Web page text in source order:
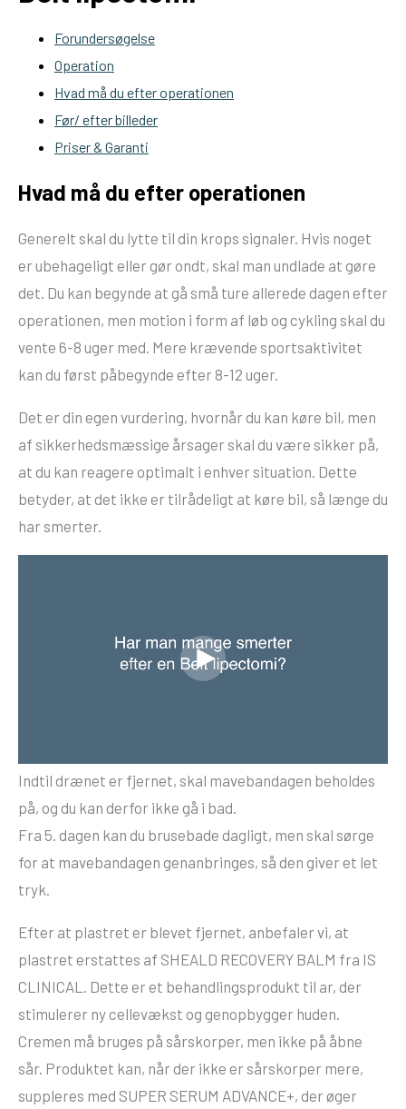
Forundersøgelse
Operation
Hvad må du efter operationen
Før/ efter billeder
Priser & Garanti
Hvad må du efter operationen
Generelt skal du lytte til din krops signaler. Hvis noget
er ubehageligt eller gør ondt, skal man undlade at gøre
det. Du kan begynde at gå små ture allerede dagen efter
operationen, men motion i form af løb og cykling skal du
vente 6-8 uger med. Mere krævende sportsaktivitet
kan du først påbegynde efter 8-12 uger.
Det er din egen vurdering, hvornår du kan køre bil, men
af sikkerhedsmæssige årsager skal du være sikker på,
at du kan reagere optimalt i enhver situation. Dette
betyder, at det ikke er tilrådeligt at køre bil, så længe du
har smerter.
Indtil drænet er fjernet, skal mavebandagen beholdes
på, og du kan derfor ikke gå i bad.
Fra 5. dagen kan du brusebade dagligt, men skal sørge
for at mavebandagen genanbringes, så den giver et let
tryk.
Efter at plastret er blevet fjernet, anbefaler vi, at
plastret erstattes af SHEALD RECOVERY BALM fra IS
CLINICAL. Dette er et behandlingsprodukt til ar, der
stimulerer ny cellevækst og genopbygger huden.
Cremen må bruges på sårskorper, men ikke på åbne
sår. Produktet kan, når der ikke er sårskorper mere,
suppleres med SUPER SERUM ADVANCE+, der øger